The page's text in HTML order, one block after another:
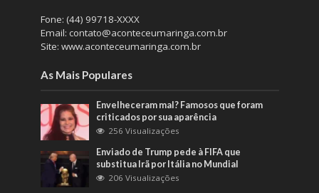
Fone: (44) 99718-XXXX
Email: contato@aconteceumaringa.com.br
Site: www.aconteceumaringa.com.br
As Mais Populares
Envelheceram mal? Famosos que foram
criticados por sua aparência
256 Visualizações
Enviado de Trump pede à FIFA que
substitua Irã por Itália no Mundial
206 Visualizações